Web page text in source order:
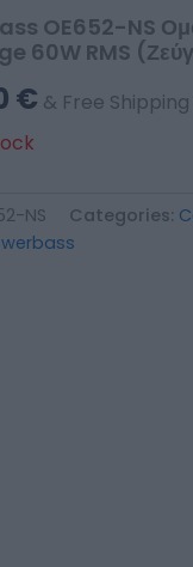
OE652-NS
60W RMS
€ & Free
NS Categories: